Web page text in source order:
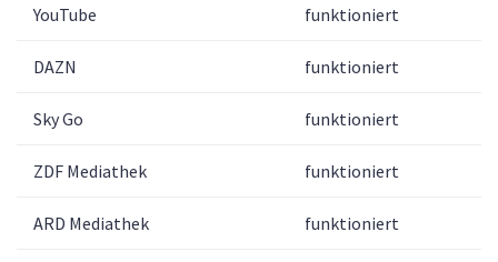
YouTube funktioniert
DAZN funktioniert
Sky Go funktioniert
ZDF Mediathek funktioniert
ARD Mediathek funktioniert